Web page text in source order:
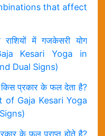
that affect
राशियों में गजकेसरी योग
Kesari Yoga in
Dual Signs)
किस प्रकार के फल देता है?
of Gaja Kesari Yoga
के फल प्राप्त होते है?